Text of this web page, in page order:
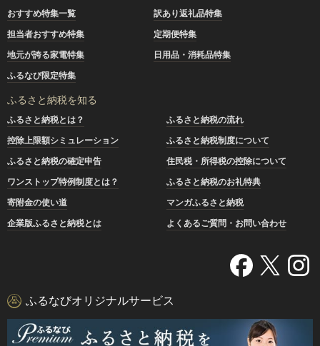
おすすめ特集一覧
訳あり返礼品特集
担当者おすすめ特集
定期便特集
地元が誇る家電特集
日用品・消耗品特集
ふるなび限定特集
ふるさと納税を知る
ふるさと納税とは？
ふるさと納税の流れ
控除上限額シミュレーション
ふるさと納税制度について
ふるさと納税の確定申告
住民税・所得税の控除について
ワンストップ特例制度とは？
ふるさと納税のお礼特典
寄附金の使い道
マンガふるさと納税
企業版ふるさと納税とは
よくあるご質問・お問い合わせ
ふるなびオリジナルサービス